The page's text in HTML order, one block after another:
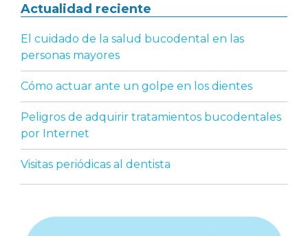
e
b
o
o
k
te
r
ts
A
p
p
l
Barra
lateral
principal
Actualidad reciente
El cuidado de la salud bucodental en las
personas mayores
Cómo actuar ante un golpe en los dientes
Peligros de adquirir tratamientos bucodentales
por Internet
Visitas periódicas al dentista